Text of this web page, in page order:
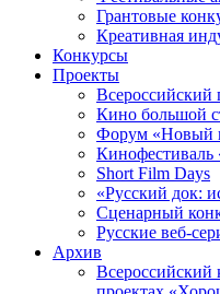
Грантовые
Креативная
Конкурсы
Проекты
Всероссийский
Кино большой
Форум «Новый
Кинофестиваль
Short Film Days
«Русский док:
Сценарный
Русские веб-
Архив
Всероссийский